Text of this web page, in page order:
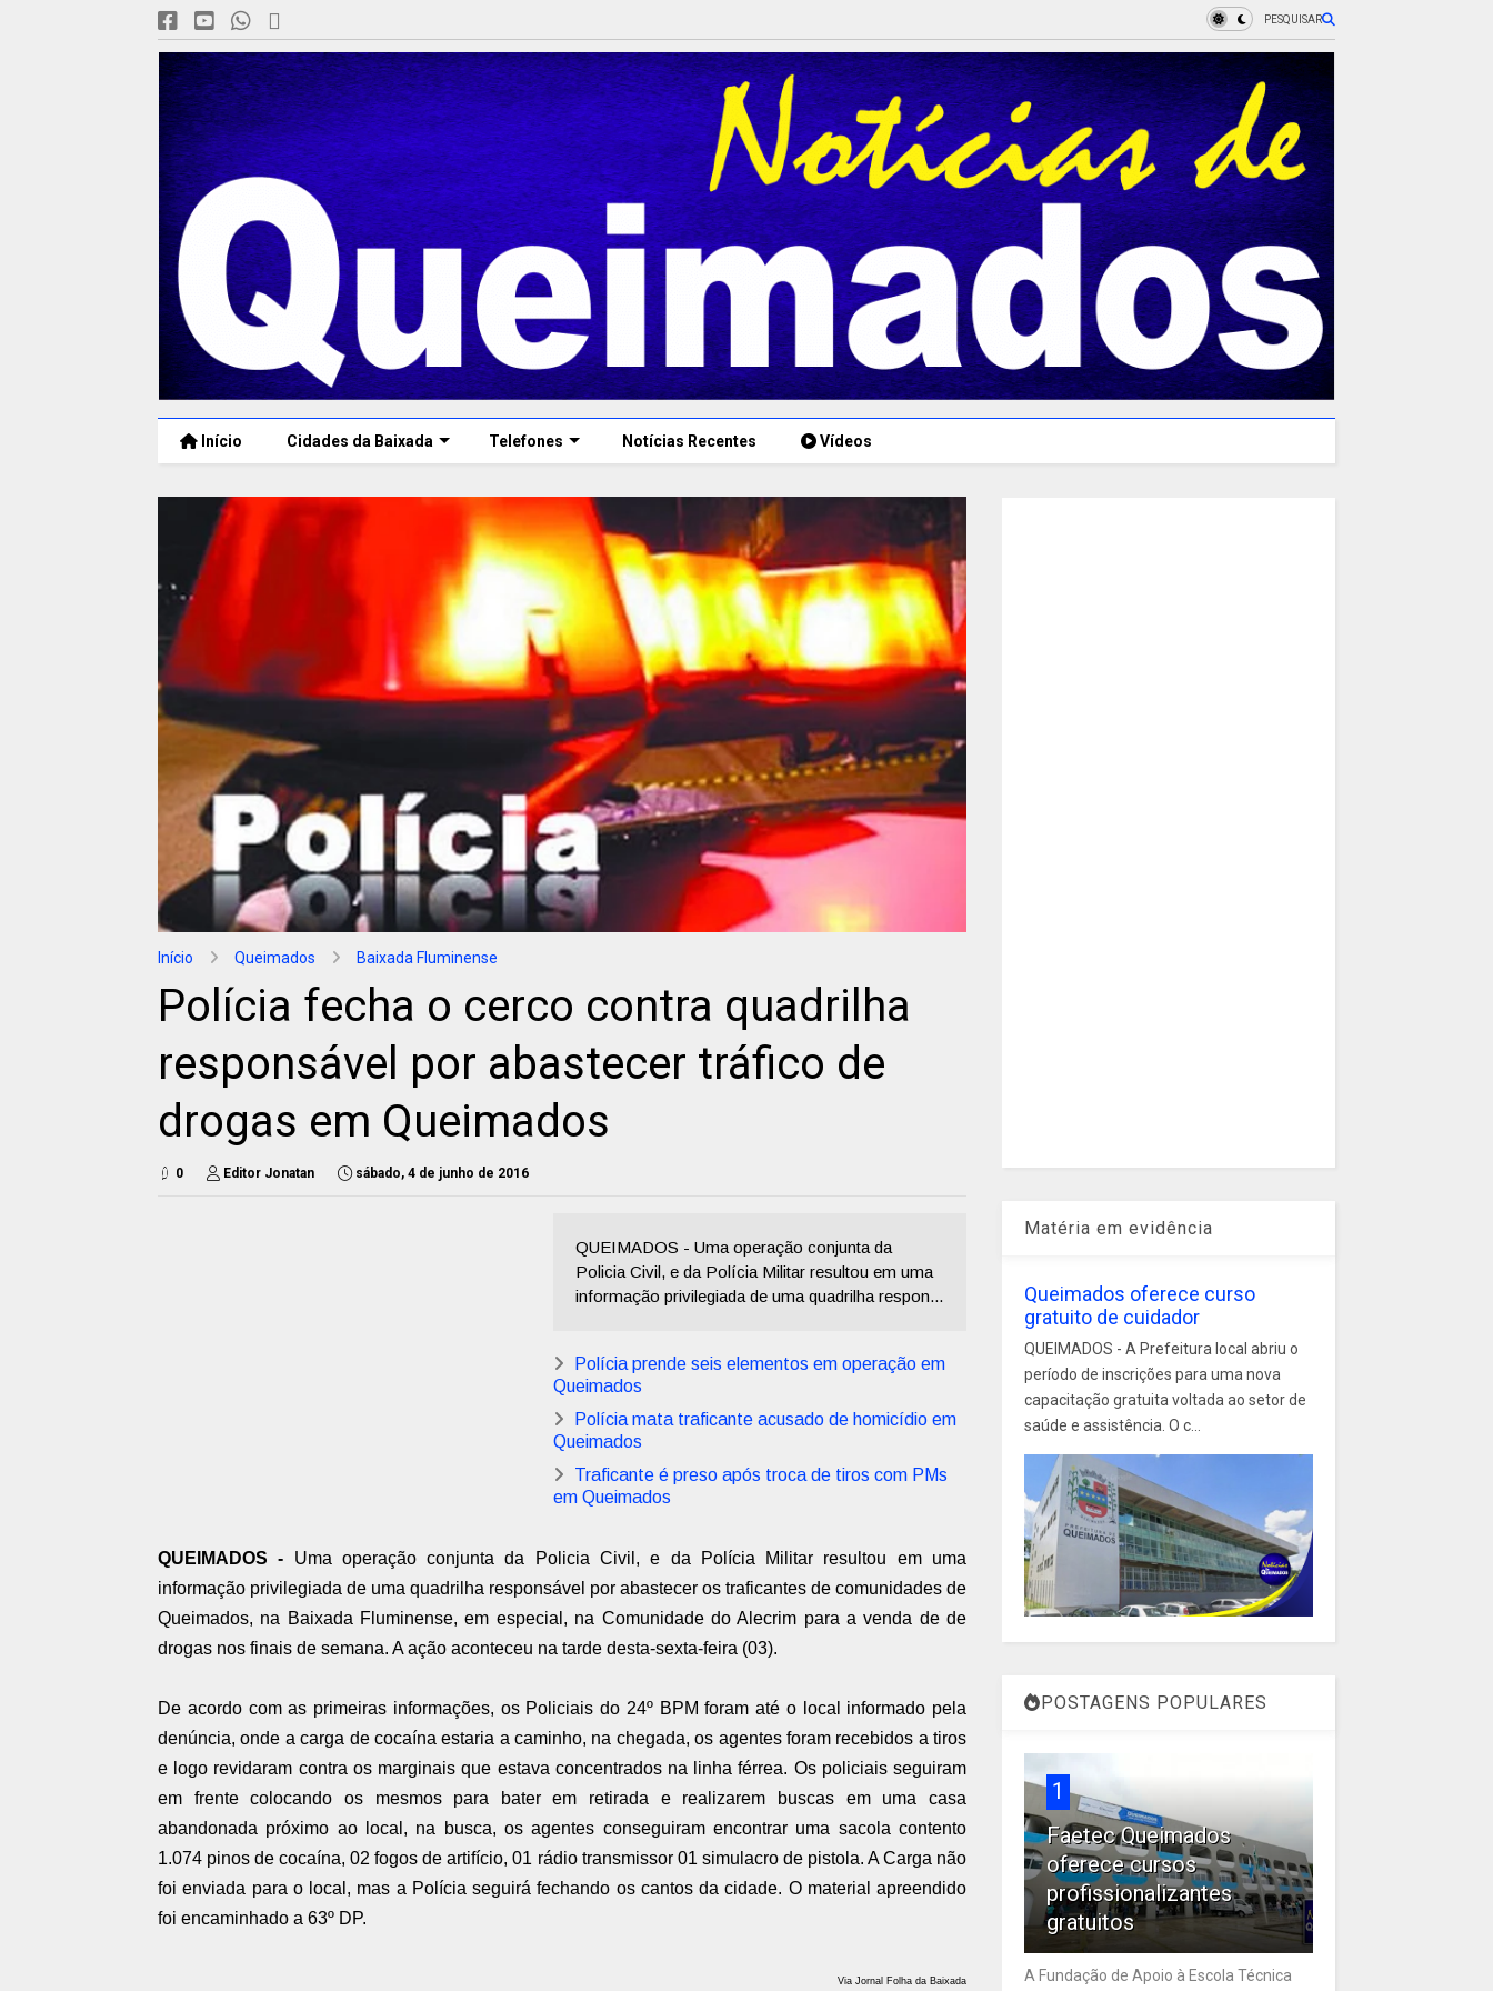
PESQUISAR
Início Cidades da Baixada Telefones Notícias Recentes Vídeos
Início Queimados Baixada Fluminense
Polícia fecha o cerco contra quadrilha
responsável por abastecer tráfico de
drogas em Queimados
0 Editor Jonatan sábado, 4 de junho de 2016
QUEIMADOS - Uma operação conjunta da
Policia Civil, e da Polícia Militar resultou em uma
informação privilegiada de uma quadrilha respon...
Polícia prende seis elementos em operação em
Queimados
Polícia mata traficante acusado de homicídio em
Queimados
Traficante é preso após troca de tiros com PMs
em Queimados
QUEIMADOS - Uma operação conjunta da Policia Civil, e da Polícia Militar resultou em uma
informação privilegiada de uma quadrilha responsável por abastecer os traficantes de comunidades de
Queimados, na Baixada Fluminense, em especial, na Comunidade do Alecrim para a venda de de
drogas nos finais de semana. A ação aconteceu na tarde desta-sexta-feira (03).
De acordo com as primeiras informações, os Policiais do 24º BPM foram até o local informado pela
denúncia, onde a carga de cocaína estaria a caminho, na chegada, os agentes foram recebidos a tiros
e logo revidaram contra os marginais que estava concentrados na linha férrea. Os policiais seguiram
em frente colocando os mesmos para bater em retirada e realizarem buscas em uma casa
abandonada próximo ao local, na busca, os agentes conseguiram encontrar uma sacola contento
1.074 pinos de cocaína, 02 fogos de artifício, 01 rádio transmissor 01 simulacro de pistola. A Carga não
foi enviada para o local, mas a Polícia seguirá fechando os cantos da cidade. O material apreendido
foi encaminhado a 63º DP.
Via Jornal Folha da Baixada
Matéria em evidência
Queimados oferece curso
gratuito de cuidador
QUEIMADOS - A Prefeitura local abriu o
período de inscrições para uma nova
capacitação gratuita voltada ao setor de
saúde e assistência. O c...
POSTAGENS POPULARES
1
Faetec Queimados
oferece cursos
profissionalizantes
gratuitos
A Fundação de Apoio à Escola Técnica